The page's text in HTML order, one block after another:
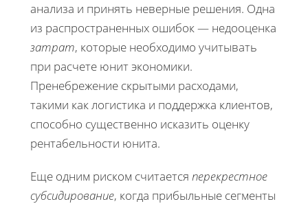
анализа и принять неверные решения. Одна
из распространенных ошибок — недооценка
затрат, которые необходимо учитывать
при расчете юнит экономики.
Пренебрежение скрытыми расходами,
такими как логистика и поддержка клиентов,
способно существенно исказить оценку
рентабельности юнита.
Еще одним риском считается перекрестное
субсидирование, когда прибыльные сегменты